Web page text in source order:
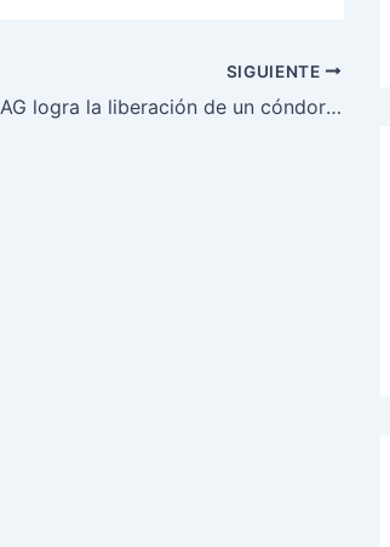
SIGUIENTE
SAG logra la liberación de un cóndor hallado hace 5 meses con signos de intoxicación